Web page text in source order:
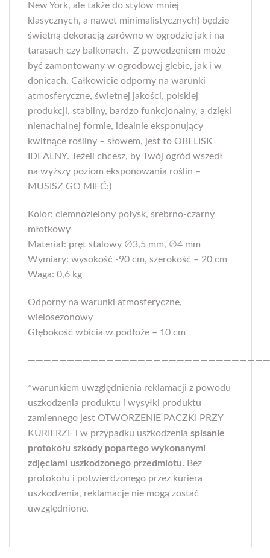
New York, ale także do stylów mniej
klasycznych, a nawet minimalistycznych) będzie
świetną dekoracją zarówno w ogrodzie jak i na
tarasach czy balkonach. Z powodzeniem może
być zamontowany w ogrodowej glebie, jak i w
donicach. Całkowicie odporny na warunki
atmosferyczne, świetnej jakości, polskiej
produkcji, stabilny, bardzo funkcjonalny, a dzięki
nienachalnej formie, idealnie eksponujący
kwitnące rośliny – słowem, jest to OBELISK
IDEALNY. Jeżeli chcesz, by Twój ogród wszedł
na wyższy poziom eksponowania roślin –
MUSISZ GO MIEĆ:)
Kolor: ciemnozielony połysk, srebrno-czarny
młotkowy
Materiał: pręt stalowy ∅3,5 mm, ∅4 mm
Wymiary: wysokość -90 cm, szerokość – 20 cm
Waga: 0,6 kg
Odporny na warunki atmosferyczne,
wielosezonowy
Głębokość wbicia w podłoże – 10 cm
*warunkiem uwzględnienia reklamacji z powodu
uszkodzenia produktu i wysyłki produktu
zamiennego jest OTWORZENIE PACZKI PRZY
KURIERZE i w przypadku uszkodzenia spisanie
protokołu szkody popartego wykonanymi
zdjęciami uszkodzonego przedmiotu. Bez
protokołu i potwierdzonego przez kuriera
uszkodzenia, reklamacje nie mogą zostać
uwzględnione.